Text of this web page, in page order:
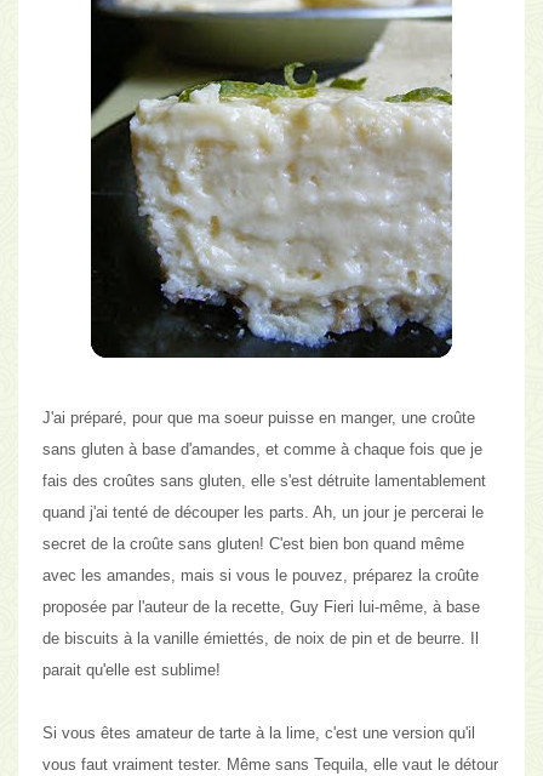
J'ai préparé, pour que ma soeur puisse en manger, une croûte
sans gluten à base d'amandes, et comme à chaque fois que je
fais des croûtes sans gluten, elle s'est détruite lamentablement
quand j'ai tenté de découper les parts. Ah, un jour je percerai le
secret de la croûte sans gluten! C'est bien bon quand même
avec les amandes, mais si vous le pouvez, préparez la croûte
proposée par l'auteur de la recette, Guy Fieri lui-même, à base
de biscuits à la vanille émiettés, de noix de pin et de beurre. Il
parait qu'elle est sublime!
Si vous êtes amateur de tarte à la lime, c'est une version qu'il
vous faut vraiment tester. Même sans Tequila, elle vaut le détour